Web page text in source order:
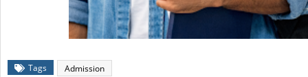
Tags Admission